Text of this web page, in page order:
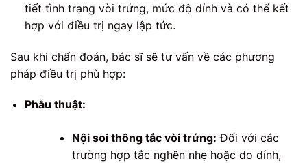
tiết tình trạng vòi trứng, mức độ dính và có thể kết
hợp với điều trị ngay lập tức.
Sau khi chẩn đoán, bác sĩ sẽ tư vấn về các phương
pháp điều trị phù hợp:
Phẫu thuật:
Nội soi thông tắc vòi trứng: Đối với các
trường hợp tắc nghẽn nhẹ hoặc do dính,